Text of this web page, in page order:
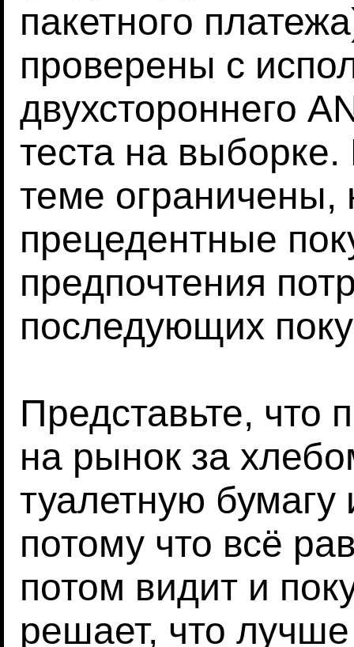
пакетного
проверены с
двухстороннего
теста на
теме ограничены,
прецедентные
предпочтения
последующих
Представьте, что
на рынок за
туалетную бумагу
потому что всё
потом видит и
решает, что